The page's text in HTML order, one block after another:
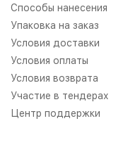
Способы нанесения
Упаковка на заказ
Условия доставки
Условия оплаты
Условия возврата
Участие в тендерах
Центр поддержки